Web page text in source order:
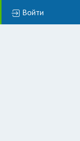
Войти